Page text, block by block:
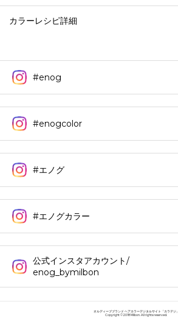
カラーレシピ詳細
#enog
#enogcolor
#エノグ
#エノグカラー
公式インスタアカウント/
enog_bymilbon
オルディーブブランド ヘアカラーデジタルサイト「カラデジ」
Copyright © 2018 Milbon. All rights reserved.